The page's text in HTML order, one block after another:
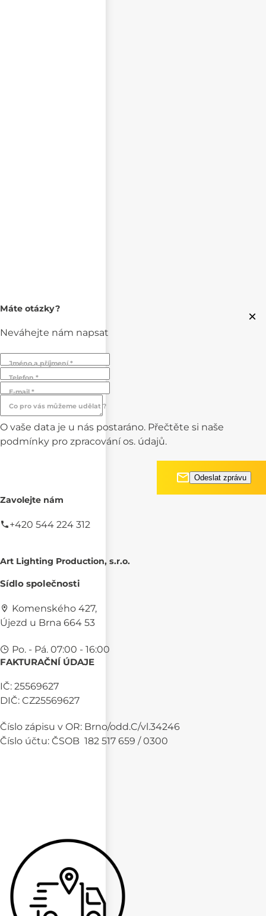
×
Máte otázky?
Neváhejte nám napsat
Jméno a příjmení *
Telefon *
E-mail *
Co pro vás můžeme udělat ?
O vaše data je u nás postaráno. Přečtěte si naše
podmínky pro zpracování os. údajů.
Zavolejte nám
+420 544 224 312
Art Lighting Production, s.r.o.
Sídlo společnosti
Komenského 427,
Újezd u Brna 664 53
Po. - Pá. 07:00 - 16:00
FAKTURAČNÍ ÚDAJE
IČ: 25569627
DIČ: CZ25569627
Číslo zápisu v OR: Brno/odd.C/vl.34246
Číslo účtu: ČSOB 182 517 659 / 0300